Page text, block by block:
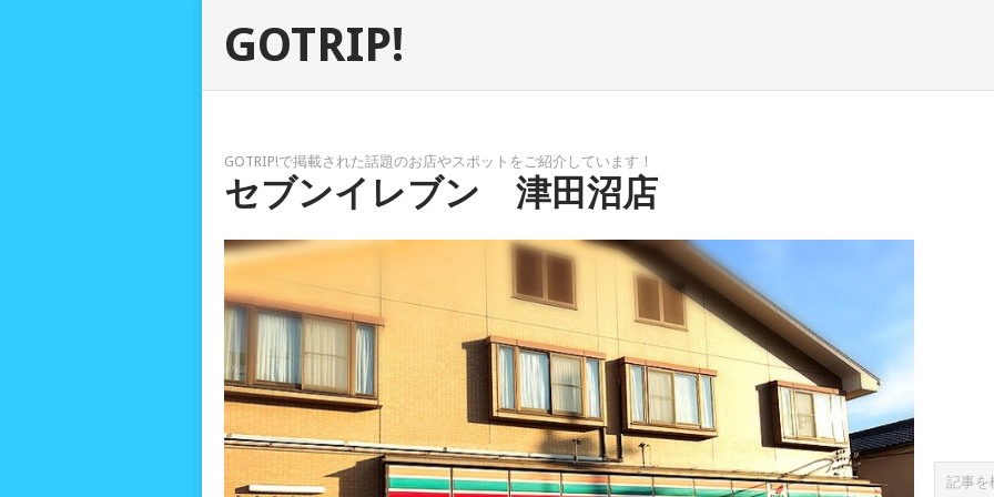
GOTRIP!
GOTRIP!で掲載された話題のお店やスポットをご紹介しています！
セブンイレブン 津田沼店